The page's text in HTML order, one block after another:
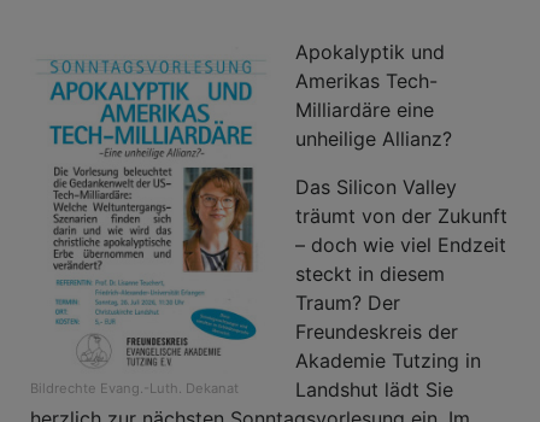
Bildrechte Evang.-Luth. Dekanat
Apokalyptik und
Amerikas Tech-
Milliardäre eine
unheilige Allianz?
Das Silicon Valley
träumt von der Zukunft
– doch wie viel Endzeit
steckt in diesem
Traum? Der
Freundeskreis der
Akademie Tutzing in
Landshut lädt Sie